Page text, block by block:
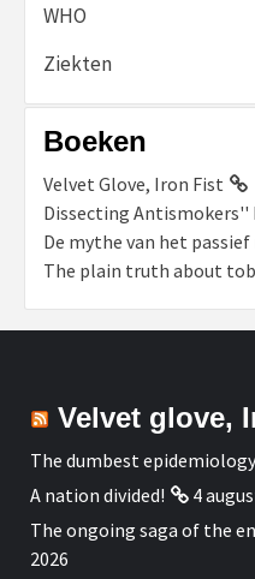
WHO
Ziekten
Boeken
Velvet Glove, Iron Fist
Dissecting Antismokers''
De mythe van het passief
The plain truth about
Velvet glove,
The dumbest epidemiology
A nation divided!
4
The ongoing saga of the
2026